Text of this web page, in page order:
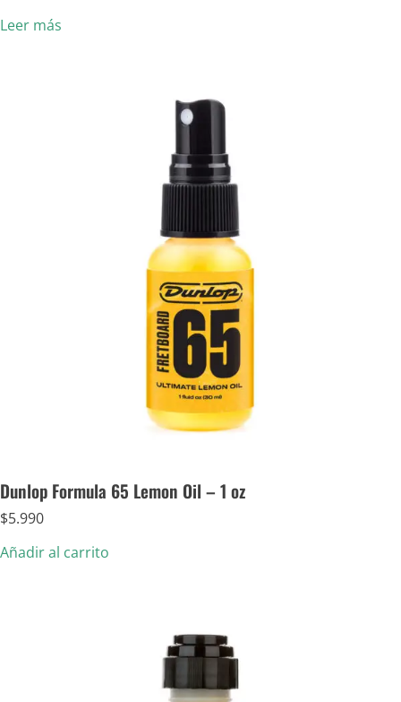
Leer más
Dunlop Formula 65 Lemon Oil – 1 oz
$5.990
Añadir al carrito